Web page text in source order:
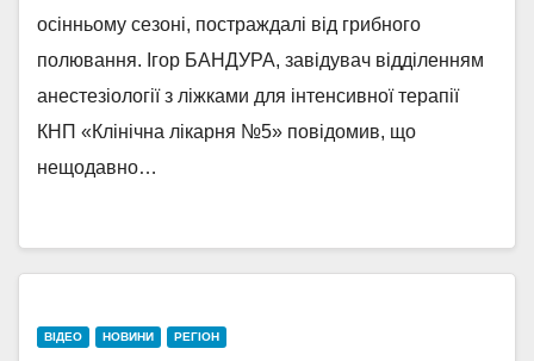
осінньому сезоні, постраждалі від грибного
полювання. Ігор БАНДУРА, завідувач відділенням
анестезіології з ліжками для інтенсивної терапії
КНП «Клінічна лікарня №5» повідомив, що
нещодавно…
ВІДЕО НОВИНИ РЕГІОН